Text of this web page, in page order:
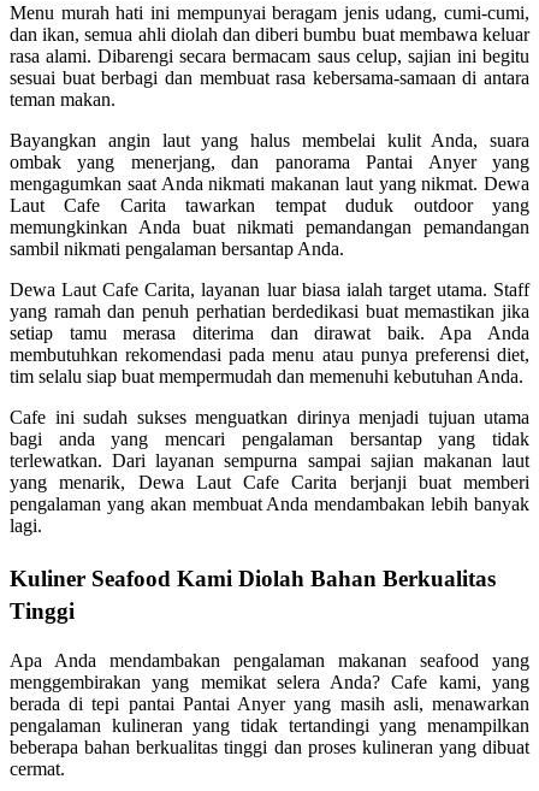
Menu murah hati ini mempunyai beragam jenis udang, cumi-cumi,
dan ikan, semua ahli diolah dan diberi bumbu buat membawa keluar
rasa alami. Dibarengi secara bermacam saus celup, sajian ini begitu
sesuai buat berbagi dan membuat rasa kebersama-samaan di antara
teman makan.
Bayangkan angin laut yang halus membelai kulit Anda, suara
ombak yang menerjang, dan panorama Pantai Anyer yang
mengagumkan saat Anda nikmati makanan laut yang nikmat. Dewa
Laut Cafe Carita tawarkan tempat duduk outdoor yang
memungkinkan Anda buat nikmati pemandangan pemandangan
sambil nikmati pengalaman bersantap Anda.
Dewa Laut Cafe Carita, layanan luar biasa ialah target utama. Staff
yang ramah dan penuh perhatian berdedikasi buat memastikan jika
setiap tamu merasa diterima dan dirawat baik. Apa Anda
membutuhkan rekomendasi pada menu atau punya preferensi diet,
tim selalu siap buat mempermudah dan memenuhi kebutuhan Anda.
Cafe ini sudah sukses menguatkan dirinya menjadi tujuan utama
bagi anda yang mencari pengalaman bersantap yang tidak
terlewatkan. Dari layanan sempurna sampai sajian makanan laut
yang menarik, Dewa Laut Cafe Carita berjanji buat memberi
pengalaman yang akan membuat Anda mendambakan lebih banyak
lagi.
Kuliner Seafood Kami Diolah Bahan Berkualitas
Tinggi
Apa Anda mendambakan pengalaman makanan seafood yang
menggembirakan yang memikat selera Anda? Cafe kami, yang
berada di tepi pantai Pantai Anyer yang masih asli, menawarkan
pengalaman kulineran yang tidak tertandingi yang menampilkan
beberapa bahan berkualitas tinggi dan proses kulineran yang dibuat
cermat.